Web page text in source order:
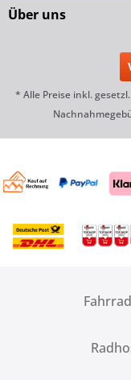
Über uns
* Alle Preise inkl.